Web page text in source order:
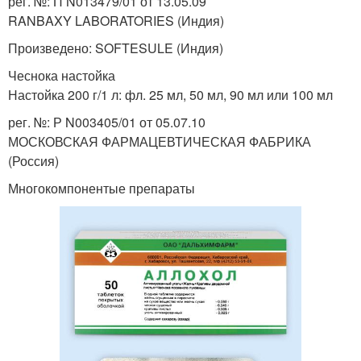
RANBAXY LABORATORIES (Индия)
Произведено: SOFTESULE (Индия)
Чеснока настойка
Настойка 200 г/1 л: фл. 25 мл, 50 мл, 90 мл или 100 мл
рег. №: Р N003405/01 от 05.07.10
МОСКОВСКАЯ ФАРМАЦЕВТИЧЕСКАЯ ФАБРИКА
(Россия)
Многокомпонентые препараты